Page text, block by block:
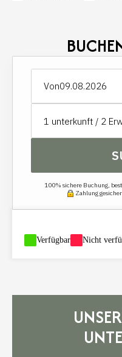
Von
1 unterkunft / 2
100% sichere Buchung,
Zahlung
Verfügbar Nicht